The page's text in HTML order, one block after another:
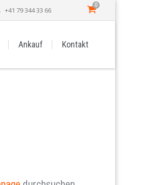
+41 79 344 33 66
0
Ankauf Kontakt